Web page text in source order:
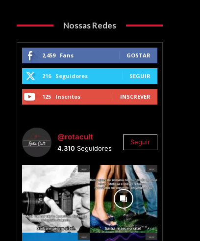
Nossas Redes
2,459 Fans GOSTAR
216 Seguidores SEGUIR
125 Inscritos INSCREVER
@rotacult
4.310 Seguidores
Seguir